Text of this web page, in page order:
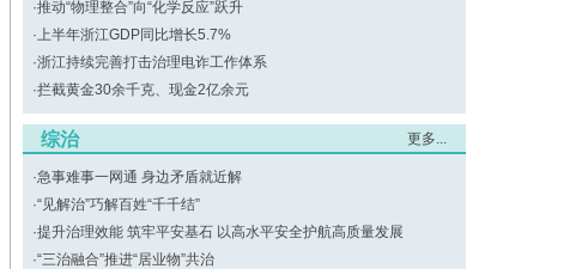
·推动“物理整合”向“化学反应”跃升
·上半年浙江GDP同比增长5.7%
·浙江持续完善打击治理电诈工作体系
·拦截黄金30余千克、现金2亿余元
综治 更多...
·急事难事一网通 身边矛盾就近解
·“见解治”巧解百姓“千千结”
·提升治理效能 筑牢平安基石 以高水平安全护航高质量发展
·“三治融合”推进“居业物”共治